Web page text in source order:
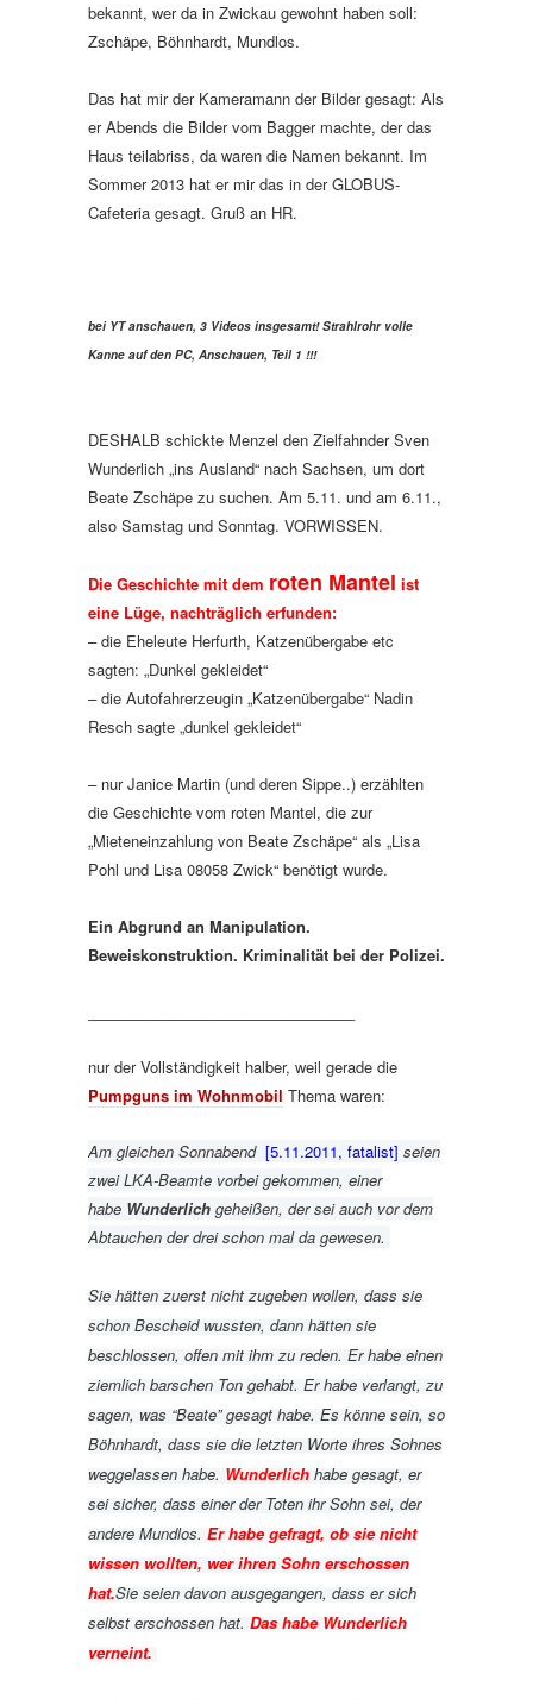
bekannt, wer da in Zwickau gewohnt haben soll:
Zschäpe, Böhnhardt, Mundlos.
Das hat mir der Kameramann der Bilder gesagt: Als
er Abends die Bilder vom Bagger machte, der das
Haus teilabriss, da waren die Namen bekannt. Im
Sommer 2013 hat er mir das in der GLOBUS-
Cafeteria gesagt. Gruß an HR.
bei YT anschauen, 3 Videos insgesamt! Strahlrohr volle
Kanne auf den PC, Anschauen, Teil 1 !!!
DESHALB schickte Menzel den Zielfahnder Sven
Wunderlich „ins Ausland“ nach Sachsen, um dort
Beate Zschäpe zu suchen. Am 5.11. und am 6.11.,
also Samstag und Sonntag. VORWISSEN.
Die Geschichte mit dem roten Mantel ist
eine Lüge, nachträglich erfunden:
– die Eheleute Herfurth, Katzenübergabe etc
sagten: „Dunkel gekleidet“
– die Autofahrerzeugin „Katzenübergabe“ Nadin
Resch sagte „dunkel gekleidet“
– nur Janice Martin (und deren Sippe..) erzählten
die Geschichte vom roten Mantel, die zur
„Mieteneinzahlung von Beate Zschäpe“ als „Lisa
Pohl und Lisa 08058 Zwick“ benötigt wurde.
Ein Abgrund an Manipulation.
Beweiskonstruktion. Kriminalität bei der Polizei.
nur der Vollständigkeit halber, weil gerade die
Pumpguns im Wohnmobil Thema waren:
Am gleichen Sonnabend [5.11.2011, fatalist] seien
zwei LKA-Beamte vorbei gekommen, einer
habe Wunderlich geheißen, der sei auch vor dem
Abtauchen der drei schon mal da gewesen.
Sie hätten zuerst nicht zugeben wollen, dass sie
schon Bescheid wussten, dann hätten sie
beschlossen, offen mit ihm zu reden. Er habe einen
ziemlich barschen Ton gehabt. Er habe verlangt, zu
sagen, was “Beate” gesagt habe. Es könne sein, so
Böhnhardt, dass sie die letzten Worte ihres Sohnes
weggelassen habe. Wunderlich habe gesagt, er
sei sicher, dass einer der Toten ihr Sohn sei, der
andere Mundlos. Er habe gefragt, ob sie nicht
wissen wollten, wer ihren Sohn erschossen
hat.Sie seien davon ausgegangen, dass er sich
selbst erschossen hat. Das habe Wunderlich
verneint.